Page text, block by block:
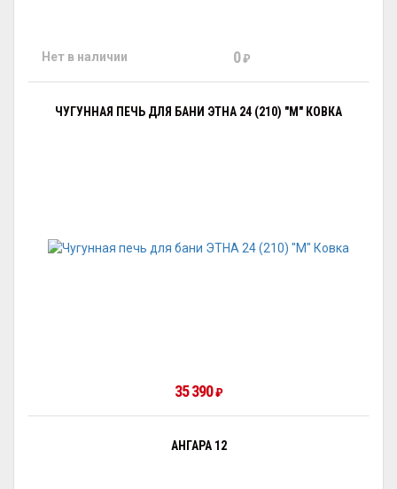
Нет в наличии 0₽
ЧУГУННАЯ ПЕЧЬ ДЛЯ БАНИ ЭТНА 24 (210) "М" КОВКА
35 390₽
АНГАРА 12